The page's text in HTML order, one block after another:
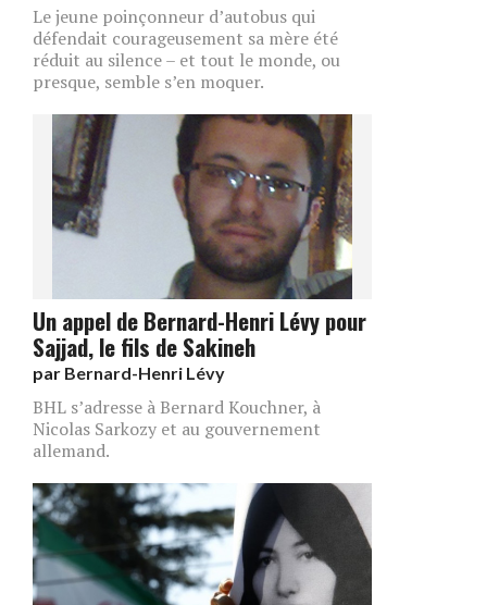
Le jeune poinçonneur d’autobus qui
défendait courageusement sa mère été
réduit au silence – et tout le monde, ou
presque, semble s’en moquer.
Un appel de Bernard-Henri Lévy pour
Sajjad, le fils de Sakineh
par Bernard-Henri Lévy
BHL s’adresse à Bernard Kouchner, à
Nicolas Sarkozy et au gouvernement
allemand.